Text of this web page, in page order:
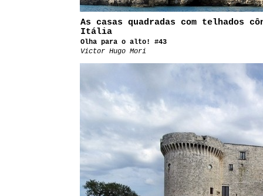
As casas quadradas com telhados
Itália
Olha para o alto! #43
Victor Hugo Mori